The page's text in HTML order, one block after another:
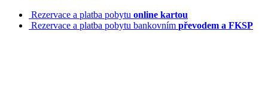
Rezervace a platba pobytu online kartou
Rezervace a platba pobytu bankovním převodem a FKSP